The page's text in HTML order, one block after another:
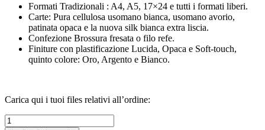
Formati Tradizionali : A4, A5, 17×24 e tutti i formati liberi.
Carte: Pura cellulosa usomano bianca, usomano avorio,
patinata opaca e la nuova silk bianca extra liscia.
Confezione Brossura fresata o filo refe.
Finiture con plastificazione Lucida, Opaca e Soft-touch,
quinto colore: Oro, Argento e Bianco.
Carica qui i tuoi files relativi all’ordine:
Libro